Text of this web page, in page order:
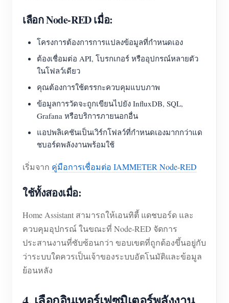
เลือก Node-RED เมื่อ:
โครงการต้องการการแปลงข้อมูลที่กำหนดเอง
ต้องเชื่อมต่อ API, โบรกเกอร์ หรืออุปกรณ์หลายตัว
ในโฟลว์เดียว
คุณต้องการใช้ตรรกะควบคุมแบบภาพ
ข้อมูลการวัดจะถูกเขียนไปยัง InfluxDB, SQL,
Grafana หรือบริการภายนอกอื่น
แอปพลิเคชันเป็นเวิร์กโฟลว์ที่กำหนดเองมากกว่าแด
ชบอร์ดพลังงานพร้อมใช้
เริ่มจาก คู่มือการเชื่อมต่อ IAMMETER Node-RED
ใช้ทั้งสองเมื่อ:
Home Assistant สามารถให้เอนทิตี้ แดชบอร์ด และ
ควบคุมอุปกรณ์ ในขณะที่ Node-RED จัดการ
ประสานงานที่ซับซ้อนกว่า ขอบเขตที่ถูกต้องขึ้นอยู่กับ
ว่าระบบใดควรเป็นเจ้าของระบบอัตโนมัติและข้อมูล
ย้อนหลัง